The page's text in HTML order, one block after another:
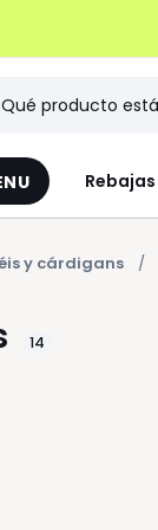
Rebajas
y cárdigans
14